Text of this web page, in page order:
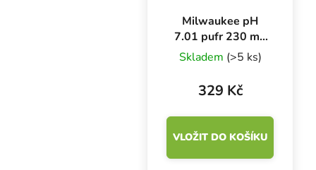
Milwaukee pH
7.01 pufr 230 ml,
kalibrační roztok
Skladem (>5 ks)
329 Kč
VLOŽIT DO KOŠÍKU